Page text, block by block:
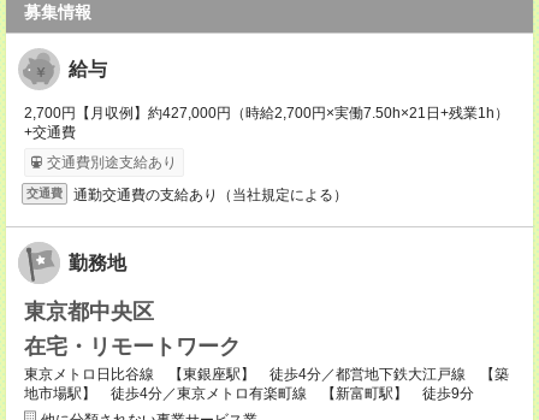
募集情報
給与
2,700円【月収例】約427,000円（時給2,700円×実働7.50h×21日+残業1h）
+交通費
交通費別途支給あり
交通費 通勤交通費の支給あり（当社規定による）
勤務地
東京都中央区
在宅・リモートワーク
東京メトロ日比谷線 【東銀座駅】 徒歩4分／都営地下鉄大江戸線 【築
地市場駅】 徒歩4分／東京メトロ有楽町線 【新富町駅】 徒歩9分